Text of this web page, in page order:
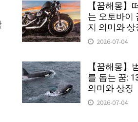
【꿈해몽】
는 오토바이
지 의미와 상
2026-07-04
【꿈해몽】
를 돕는 꿈:
의미와 상징
2026-07-04